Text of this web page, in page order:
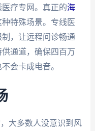
疗专网。真正的海
特殊场景。专线医
，让远程问诊畅通
通道，确保四百万
会卡成电音。
大多数人没意识到风